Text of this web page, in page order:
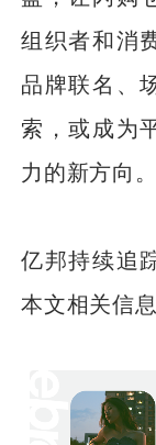
组织者和消
品牌联名、
索，或成为
力的新方向。
亿邦持续追
本文相关信